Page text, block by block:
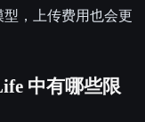
型，上传费用也会更
中有哪些限